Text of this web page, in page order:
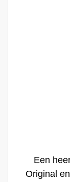
Een
Original